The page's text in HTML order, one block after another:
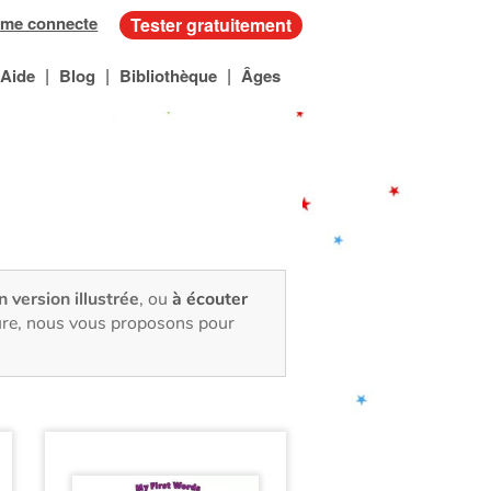
connecte Tester gratuitement
Aide | Blog | Bibliothèque | Âges
version illustrée, ou à écouter
nous vous proposons pour